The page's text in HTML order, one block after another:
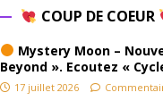
COUP DE COEUR
Mystery Moon –
Beyond ». Ecoutez «
17 juillet 2026